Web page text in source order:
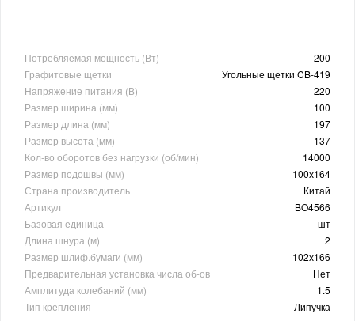
Потребляемая мощность (Вт)
200
Графитовые щетки
Угольные щетки CB-419
Напряжение питания (В)
220
Размер ширина (мм)
100
Размер длина (мм)
197
Размер высота (мм)
137
Кол-во оборотов без нагрузки (об/мин)
14000
Размер подошвы (мм)
100х164
Страна производитель
Китай
Артикул
BO4566
Базовая единица
шт
Длина шнура (м)
2
Размер шлиф.бумаги (мм)
102х166
Предварительная установка числа об-ов
Нет
Амплитуда колебаний (мм)
1.5
Тип крепления
Липучка